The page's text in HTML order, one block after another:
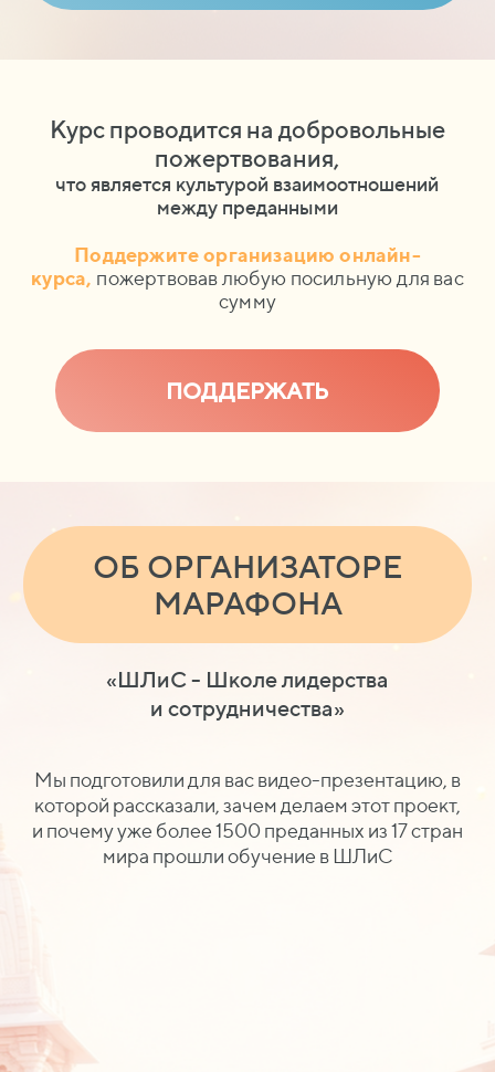
Курс проводится на добровольные
пожертвования,
что является культурой взаимоотношений
между преданными
Поддержите организацию онлайн-
курса, пожертвовав любую посильную для вас
сумму
ПОДДЕРЖАТЬ
ОБ ОРГАНИЗАТОРЕ
МАРАФОНА
«ШЛиС - Школе лидерства
и сотрудничества»
Мы подготовили для вас видео-презентацию, в
которой рассказали, зачем делаем этот проект,
и почему уже более 1500преданных из17стран
мира прошли обучение в ШЛиС